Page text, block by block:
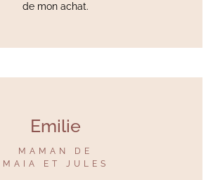
de mon achat.
Emilie
MAMAN DE
MAIA ET JULES